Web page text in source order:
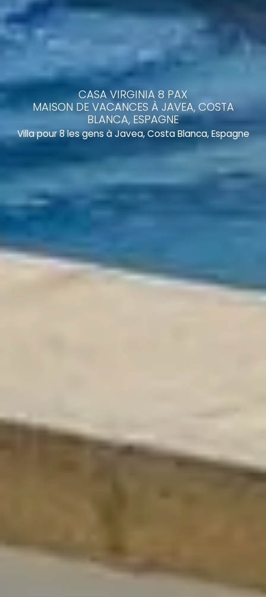
CASA VIRGINIA 8 PAX
MAISON DE VACANCES À JAVEA, COSTA
BLANCA, ESPAGNE
Villa pour 8 les gens à Javea, Costa Blanca, Espagne